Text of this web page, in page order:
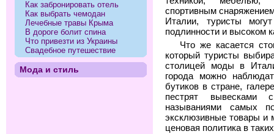
спортивным
Италии, туристы
подлинности и высоком
Что же касается
который туристы
столицей моды в
города можно
бутиков в стране,
пестрят вывесками
называниями самых
эксклюзивные товары и
ценовая политика в
Как забронировать отель
Как выбрать чемодан
Лечебные травы Крыма
В дороге болит спина
Что привезти из Украины
Свадебное путешествие
Мода и стиль